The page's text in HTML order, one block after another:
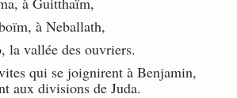
à Neballath,
la vallée des ouvriers.
qui se joignirent à Benjamin,
aux divisions de Juda.